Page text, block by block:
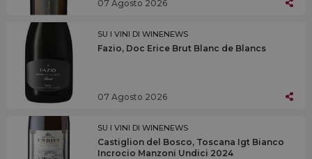
07 Agosto 2026
SU I VINI DI WINENEWS
Fazio, Doc Erice Brut Blanc de Blancs
07 Agosto 2026
SU I VINI DI WINENEWS
Castiglion del Bosco, Toscana Igt Bianco
Incrocio Manzoni Undici 2024